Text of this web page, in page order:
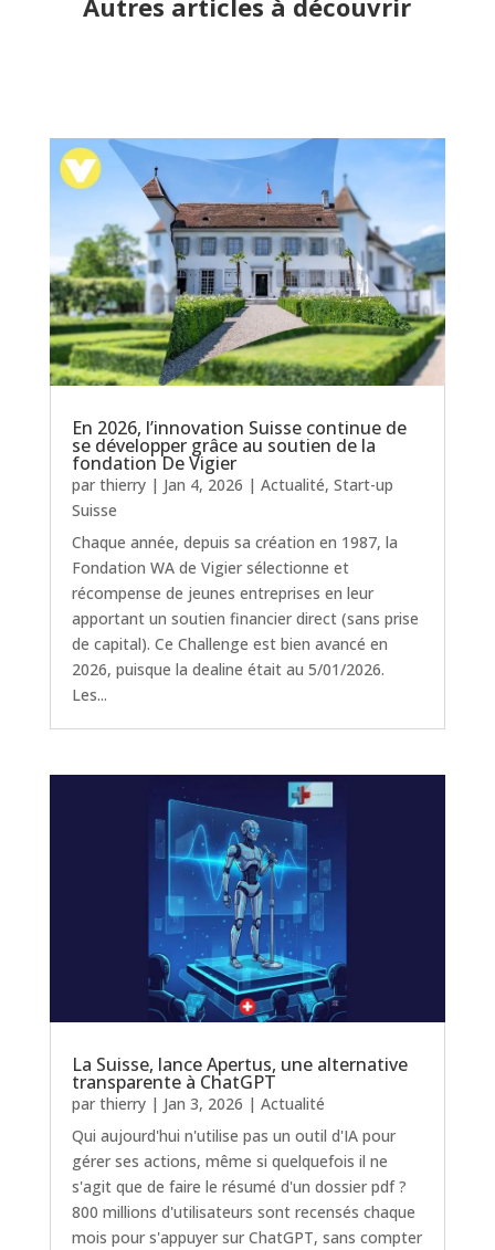
En 2026, l’innovation Suisse continue de
se développer grâce au soutien de la
fondation De Vigier
par thierry| Jan 4, 2026 | Actualité, Start-up
Suisse
Chaque année, depuis sa création en 1987, la
Fondation WA de Vigier sélectionne et
récompense de jeunes entreprises en leur
apportant un soutien financier direct (sans prise
de capital). Ce Challenge est bien avancé en
2026, puisque la dealine était au 5/01/2026.
Les...
La Suisse, lance Apertus, une alternative
transparente à ChatGPT
par thierry| Jan 3, 2026 | Actualité
Qui aujourd'hui n'utilise pas un outil d'IA pour
gérer ses actions, même si quelquefois il ne
s'agit que de faire le résumé d'un dossier pdf ?
800 millions d'utilisateurs sont recensés chaque
mois pour s'appuyer sur ChatGPT, sans compter